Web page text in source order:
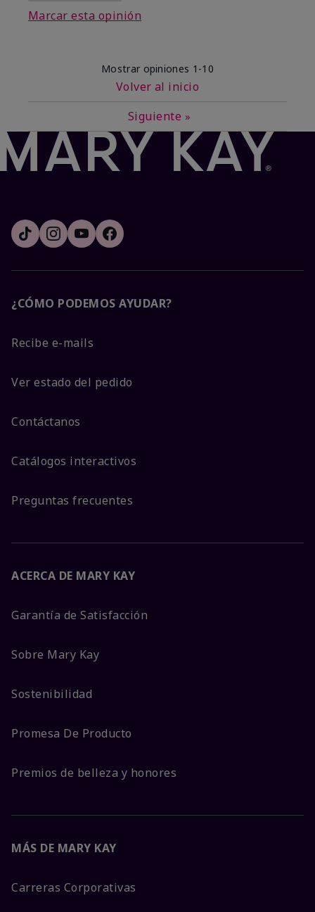
Marcar esta opinión
Mostrar opiniones 1-10
Volver al inicio
Siguiente »
¿CÓMO PODEMOS AYUDAR?
Recibe e-mails
Ver estado del pedido
Contáctanos
Catálogos interactivos
Preguntas frecuentes
ACERCA DE MARY KAY
Garantía de Satisfacción
Sobre Mary Kay
Sostenibilidad
Promesa De Producto
Premios de belleza y honores
MÁS DE MARY KAY
Carreras Corporativas